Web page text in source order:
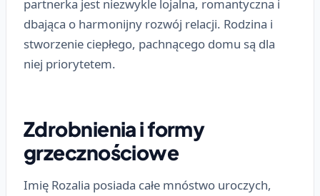
partnerka jest niezwykle lojalna, romantyczna i
dbająca o harmonijny rozwój relacji. Rodzina i
stworzenie ciepłego, pachnącego domu są dla
niej priorytetem.
Zdrobnienia i formy
grzecznościowe
Imię Rozalia posiada całe mnóstwo uroczych,